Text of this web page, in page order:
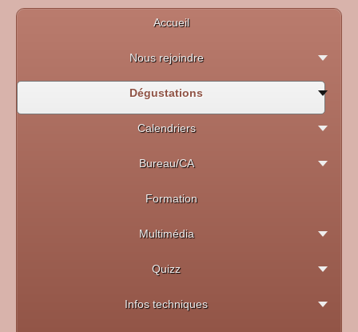
Accueil
Nous rejoindre
Dégustations
Calendriers
Bureau/CA
Formation
Multimédia
Quizz
Infos techniques